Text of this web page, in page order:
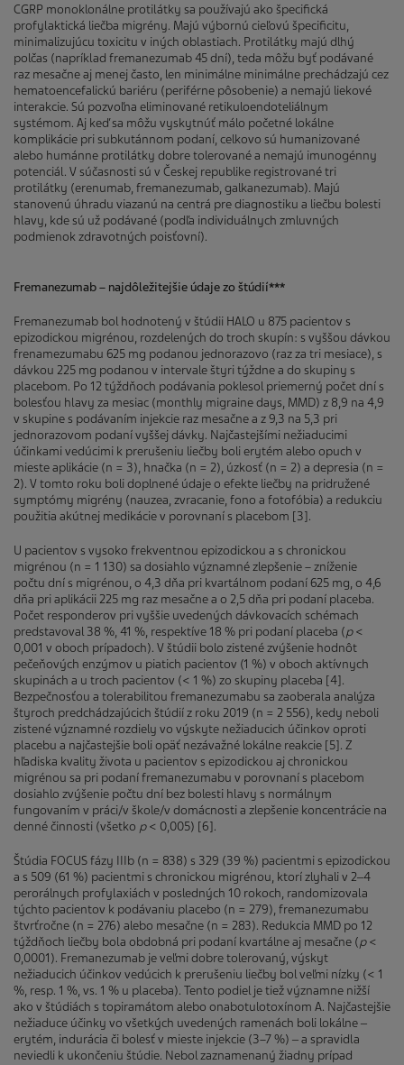
CGRP monoklonálne protilátky sa používajú ako špecifická
profylaktická liečba migrény. Majú výbornú cieľovú špecificitu,
minimalizujúcu toxicitu v iných oblastiach. Protilátky majú dlhý
polčas (napríklad fremanezumab 45 dní), teda môžu byť podávané
raz mesačne aj menej často, len minimálne minimálne prechádzajú cez
hematoencefalickú bariéru (periférne pôsobenie) a nemajú liekové
interakcie. Sú pozvoľna eliminované retikuloendoteliálnym
systémom. Aj keď sa môžu vyskytnúť málo početné lokálne
komplikácie pri subkutánnom podaní, celkovo sú humanizované
alebo humánne protilátky dobre tolerované a nemajú imunogénny
potenciál. V súčasnosti sú v Českej republike registrované tri
protilátky (erenumab, fremanezumab, galkanezumab). Majú
stanovenú úhradu viazanú na centrá pre diagnostiku a liečbu bolesti
hlavy, kde sú už podávané (podľa individuálnych zmluvných
podmienok zdravotných poisťovní).
Fremanezumab – najdôležitejšie údaje zo štúdií***
Fremanezumab bol hodnotený v štúdii HALO u 875 pacientov s
epizodickou migrénou, rozdelených do troch skupín: s vyššou dávkou
frenamezumabu 625 mg podanou jednorazovo (raz za tri mesiace), s
dávkou 225 mg podanou v intervale štyri týždne a do skupiny s
placebom. Po 12 týždňoch podávania poklesol priemerný počet dní s
bolesťou hlavy za mesiac (monthly migraine days, MMD) z 8,9 na 4,9
v skupine s podávaním injekcie raz mesačne a z 9,3 na 5,3 pri
jednorazovom podaní vyššej dávky. Najčastejšími nežiaducimi
účinkami vedúcimi k prerušeniu liečby boli erytém alebo opuch v
mieste aplikácie (n = 3), hnačka (n = 2), úzkosť (n = 2) a depresia (n =
2). V tomto roku boli doplnené údaje o efekte liečby na pridružené
symptómy migrény (nauzea, zvracanie, fono a fotofóbia) a redukciu
použitia akútnej medikácie v porovnaní s placebom [3].
U pacientov s vysoko frekventnou epizodickou a s chronickou
migrénou (n = 1 130) sa dosiahlo významné zlepšenie – zníženie
počtu dní s migrénou, o 4,3 dňa pri kvartálnom podaní 625 mg, o 4,6
dňa pri aplikácii 225 mg raz mesačne a o 2,5 dňa pri podaní placeba.
Počet responderov pri vyššie uvedených dávkovacích schémach
predstavoval 38 %, 41 %, respektíve 18 % pri podaní placeba (p<
0,001 v oboch prípadoch). V štúdii bolo zistené zvýšenie hodnôt
pečeňových enzýmov u piatich pacientov (1 %) v oboch aktívnych
skupinách a u troch pacientov (< 1 %) zo skupiny placeba [4].
Bezpečnosťou a tolerabilitou fremanezumabu sa zaoberala analýza
štyroch predchádzajúcich štúdií z roku 2019 (n = 2 556), kedy neboli
zistené významné rozdiely vo výskyte nežiaducich účinkov oproti
placebu a najčastejšie boli opäť nezávažné lokálne reakcie [5]. Z
hľadiska kvality života u pacientov s epizodickou aj chronickou
migrénou sa pri podaní fremanezumabu v porovnaní s placebom
dosiahlo zvýšenie počtu dní bez bolesti hlavy s normálnym
fungovaním v práci/v škole/v domácnosti a zlepšenie koncentrácie na
denné činnosti (všetko p< 0,005) [6].
Štúdia FOCUS fázy IIIb (n = 838) s 329 (39 %) pacientmi s epizodickou
a s 509 (61 %) pacientmi s chronickou migrénou, ktorí zlyhali v 2‒4
perorálnych profylaxiách v posledných 10 rokoch, randomizovala
týchto pacientov k podávaniu placebo (n = 279), fremanezumabu
štvrťročne (n = 276) alebo mesačne (n = 283). Redukcia MMD po 12
týždňoch liečby bola obdobná pri podaní kvartálne aj mesačne (p<
0,0001). Fremanezumab je veľmi dobre tolerovaný, výskyt
nežiaducich účinkov vedúcich k prerušeniu liečby bol veľmi nízky (< 1
%, resp. 1 %, vs. 1 % u placeba). Tento podiel je tiež významne nižší
ako v štúdiách s topiramátom alebo onabotulotoxínom A. Najčastejšie
nežiaduce účinky vo všetkých uvedených ramenách boli lokálne ‒
erytém, indurácia či bolesť v mieste injekcie (3–7 %) ‒ a spravidla
neviedli k ukončeniu štúdie. Nebol zaznamenaný žiadny prípad